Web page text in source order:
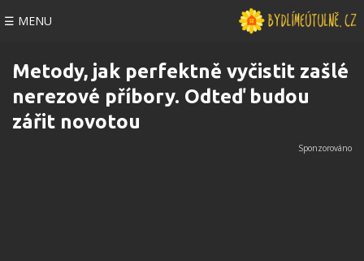
☰ MENU
Metody, jak perfektně vyčistit zašlé
nerezové příbory. Odteď budou
zářit novotou